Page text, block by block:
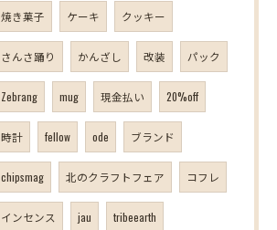
焼き菓子 ケーキ クッキー
さんさ踊り かんざし 改装 パック
Zebrang mug 現金払い 20%off
時計 fellow ode ブランド
chipsmag 北のクラフトフェア コフレ
インセンス jau tribeearth